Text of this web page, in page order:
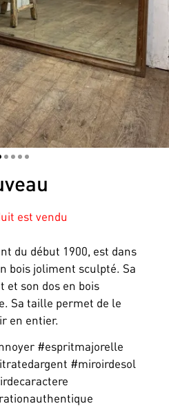
2345
est vendu
du début 1900, est dans
bois joliment sculpté. Sa
et son dos en bois
Sa taille permet de le
en entier.
#espritmajorelle
#miroirdesol